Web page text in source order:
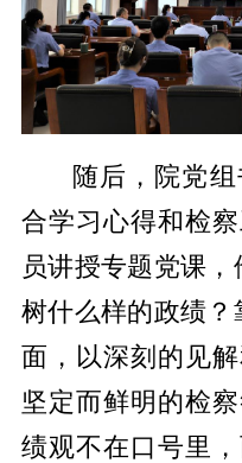
随后，院党
合学习心得和检
员讲授专题党课，
树什么样的政绩？
面，以深刻的见
坚定而鲜明的检
绩观不在口号里